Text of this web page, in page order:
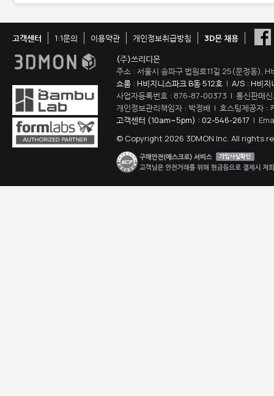
고객센터 1:1문의 이용약관 개인정보취급방침
3D몬 채용
(주)쓰리디몬
주소 : 서울시 송파구 법원로11길 25(문정동),
쇼룸 : H비지니스파크 B동 512호 | A/S : H비지
사업자등록번호 : 876-87-00373 | 통신판매
개인정보관리책임자 : 박정배 | 호스팅제공자 :
고객센터 (10am~5pm) : 02-546-2617 |
© Copyright 2026 3DMON Inc. All rights